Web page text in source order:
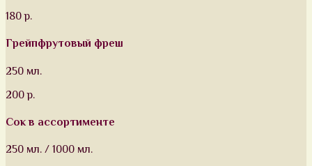
180 р.
Грейпфрутовый фреш
250 мл.
200 р.
Сок в ассортименте
250 мл. / 1000 мл.